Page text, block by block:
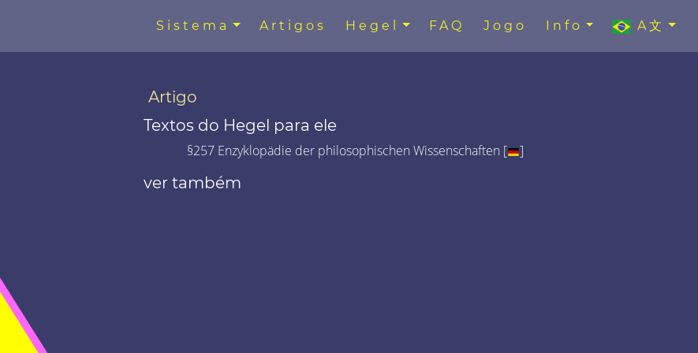
Sistema Artigos Hegel FAQ Jogo Info A文
Artigo
Textos do Hegel para ele
§257 Enzyklopädie der philosophischen Wissenschaften [ ]
ver também